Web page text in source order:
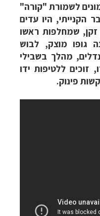
לשמורת "קורה"
הקנייתי, היו עדים
שמחלפות ראשו
גופו מוצק, לבוש
מהלך בשבילי
זוכים ללטיפות ידו
פינוק.